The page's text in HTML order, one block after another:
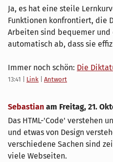
Ja, es hat eine steile
Funktionen konfrontiert, die
Arbeiten sind bequemer
automatisch ab, dass sie
Immer noch schön: Die
13:41 Link Antwort
Sebastian am Freitag, 21.
Das HTML-'Code' verstehen
und etwas von Design
verschiedene Sachen sind
viele Webseiten.